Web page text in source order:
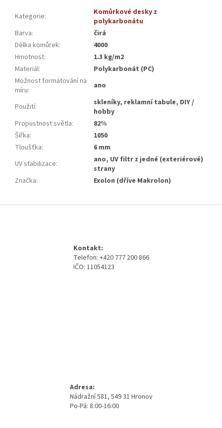
Kategorie:
Komůrkové desky z
polykarbonátu
Barva:
čirá
Délka komůrek:
4000
Hmotnost:
1.3 kg/m2
Materiál:
Polykarbonát (PC)
Možnost formátování na
míru: ano
Použití:
skleníky, reklamní tabule, DIY /
hobby
Propustnost světla:
82%
Šířka:
1050
Tloušťka:
6 mm
UV stabilizace:
ano, UV filtr z jedné (exteriérové)
strany
Značka: Exolon (dříve Makrolon)
Kontakt:
Telefon: +420 777 200 866
IČO: 11054123
Adresa:
Nádražní 581, 549 31 Hronov
Po-Pá: 8:00-16:00